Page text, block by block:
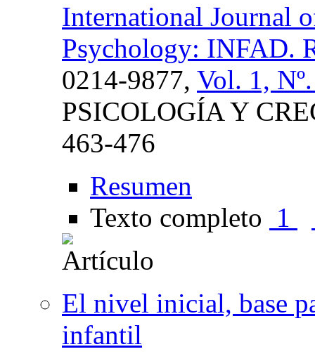
International Journal
Psychology: INFAD.
0214-9877, Vol. 1,
PSICOLOGÍA Y
463-476
Resumen
Texto completo 1
El nivel inicial, base
infantil